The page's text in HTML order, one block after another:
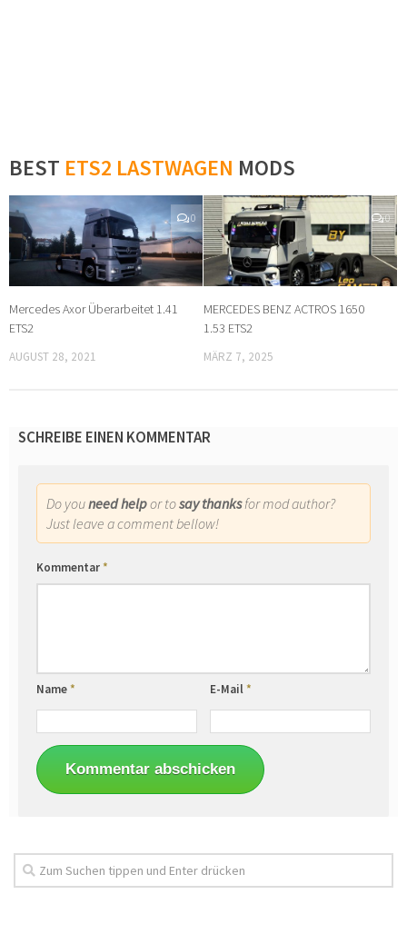
BEST ETS2 LASTWAGEN MODS
0
Mercedes Axor Überarbeitet 1.41
ETS2
AUGUST 28, 2021
0
MERCEDES BENZ ACTROS 1650
1.53 ETS2
MÄRZ 7, 2025
SCHREIBE EINEN KOMMENTAR
Do youneed helpor tosay thanksfor mod author?
Just leave a comment bellow!
Kommentar*
Name* E-Mail*